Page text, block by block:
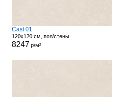
Cast 01
120x120 см, пол/стены
8247 р/м²